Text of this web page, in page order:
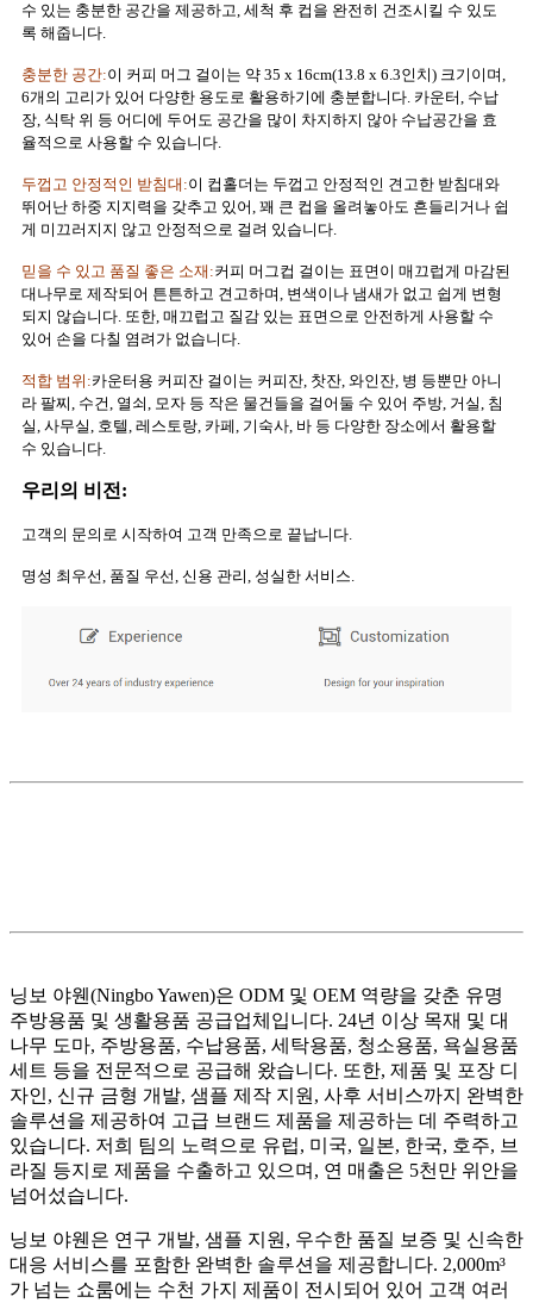
수 있는 충분한 공간을 제공하고, 세척 후 컵을 완전히 건조시킬 수 있도
록 해줍니다.
충분한 공간:이 커피 머그 걸이는 약 35 x 16cm(13.8 x 6.3인치) 크기이며,
6개의 고리가 있어 다양한 용도로 활용하기에 충분합니다. 카운터, 수납
장, 식탁 위 등 어디에 두어도 공간을 많이 차지하지 않아 수납공간을 효
율적으로 사용할 수 있습니다.
두껍고 안정적인 받침대:이 컵홀더는 두껍고 안정적인 견고한 받침대와
뛰어난 하중 지지력을 갖추고 있어, 꽤 큰 컵을 올려놓아도 흔들리거나 쉽
게 미끄러지지 않고 안정적으로 걸려 있습니다.
믿을 수 있고 품질 좋은 소재:커피 머그컵 걸이는 표면이 매끄럽게 마감된
대나무로 제작되어 튼튼하고 견고하며, 변색이나 냄새가 없고 쉽게 변형
되지 않습니다. 또한, 매끄럽고 질감 있는 표면으로 안전하게 사용할 수
있어 손을 다칠 염려가 없습니다.
적합 범위:카운터용 커피잔 걸이는 커피잔, 찻잔, 와인잔, 병 등뿐만 아니
라 팔찌, 수건, 열쇠, 모자 등 작은 물건들을 걸어둘 수 있어 주방, 거실, 침
실, 사무실, 호텔, 레스토랑, 카페, 기숙사, 바 등 다양한 장소에서 활용할
수 있습니다.
우리의 비전:
고객의 문의로 시작하여 고객 만족으로 끝납니다.
명성 최우선, 품질 우선, 신용 관리, 성실한 서비스.
닝보 야웬(Ningbo Yawen)은 ODM 및 OEM 역량을 갖춘 유명
주방용품 및 생활용품 공급업체입니다. 24년 이상 목재 및 대
나무 도마, 주방용품, 수납용품, 세탁용품, 청소용품, 욕실용품
세트 등을 전문적으로 공급해 왔습니다. 또한, 제품 및 포장 디
자인, 신규 금형 개발, 샘플 제작 지원, 사후 서비스까지 완벽한
솔루션을 제공하여 고급 브랜드 제품을 제공하는 데 주력하고
있습니다. 저희 팀의 노력으로 유럽, 미국, 일본, 한국, 호주, 브
라질 등지로 제품을 수출하고 있으며, 연 매출은 5천만 위안을
넘어섰습니다.
닝보 야웬은 연구 개발, 샘플 지원, 우수한 품질 보증 및 신속한
대응 서비스를 포함한 완벽한 솔루션을 제공합니다. 2,000m³
가 넘는 쇼룸에는 수천 가지 제품이 전시되어 있어 고객 여러